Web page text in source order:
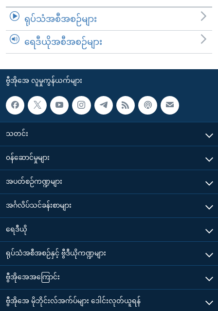
ရုပ်သံအစီအစဉ်များ
ရေဒီယိုအစီအစဉ်များ
ဗွီအိုအေ လူမှုကွန်ယက်များ
သတင်း
၀န်ဆောင်မှုများ
အပတ်စဉ်ကဏ္ဍများ
အင်္ဂလိပ်သင်ခန်းစာများ
ရေဒီယို
ရုပ်သံအစီအစဉ်နှင့် ဗွီဒီယိုကဏ္ဍများ
ဗွီအိုအေအကြောင်း
ဗွီအိုအေ မိုဘိုင်းလ်အက်ပ်များ ဒေါင်းလုတ်ယူရန်